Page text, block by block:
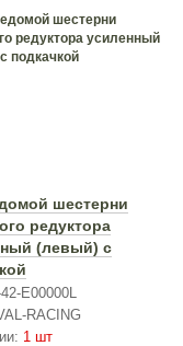
шестерни
редуктора
(левый) с
E00000L
RACING
1 шт